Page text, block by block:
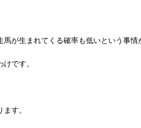
が生まれてくる確率も低いという事情
けです。
す。